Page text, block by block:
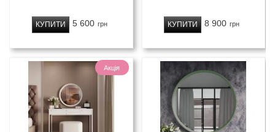
5 600 грн
КУПИТИ 8 900 грн
КУПИТИ
Акція